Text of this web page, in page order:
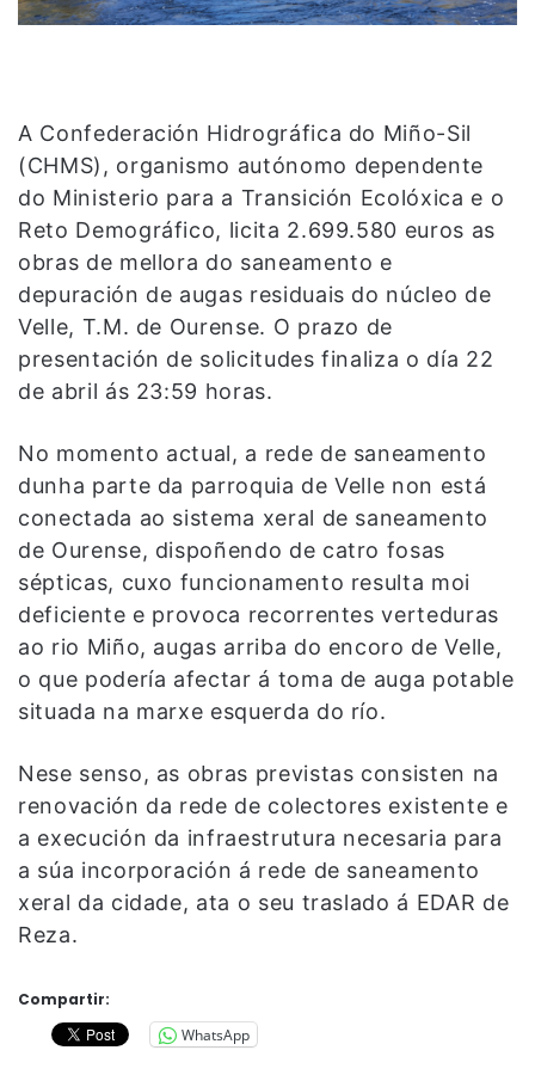
A Confederación Hidrográfica do Miño-Sil
(CHMS), organismo autónomo dependente
do Ministerio para a Transición Ecolóxica e o
Reto Demográfico, licita 2.699.580 euros as
obras de mellora do saneamento e
depuración de augas residuais do núcleo de
Velle, T.M. de Ourense. O prazo de
presentación de solicitudes finaliza o día 22
de abril ás 23:59 horas.
No momento actual, a rede de saneamento
dunha parte da parroquia de Velle non está
conectada ao sistema xeral de saneamento
de Ourense, dispoñendo de catro fosas
sépticas, cuxo funcionamento resulta moi
deficiente e provoca recorrentes verteduras
ao rio Miño, augas arriba do encoro de Velle,
o que podería afectar á toma de auga potable
situada na marxe esquerda do río.
Nese senso, as obras previstas consisten na
renovación da rede de colectores existente e
a execución da infraestrutura necesaria para
a súa incorporación á rede de saneamento
xeral da cidade, ata o seu traslado á EDAR de
Reza.
Compartir:
WhatsApp